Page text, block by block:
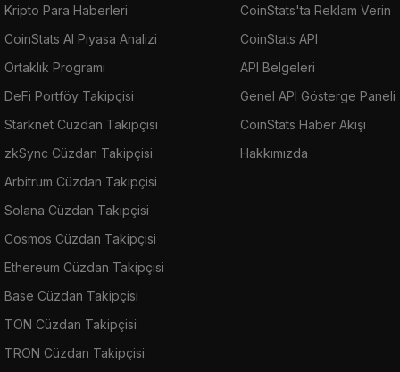
Kripto Para Haberleri
CoinStats AI Piyasa Analizi
Ortaklık Programı
DeFi Portföy Takipçisi
Starknet Cüzdan Takipçisi
zkSync Cüzdan Takipçisi
Arbitrum Cüzdan Takipçisi
Solana Cüzdan Takipçisi
Cosmos Cüzdan Takipçisi
Ethereum Cüzdan Takipçisi
Base Cüzdan Takipçisi
TON Cüzdan Takipçisi
TRON Cüzdan Takipçisi
CoinStats'ta Reklam Verin
CoinStats API
API Belgeleri
Genel API Gösterge Paneli
CoinStats Haber Akışı
Hakkımızda